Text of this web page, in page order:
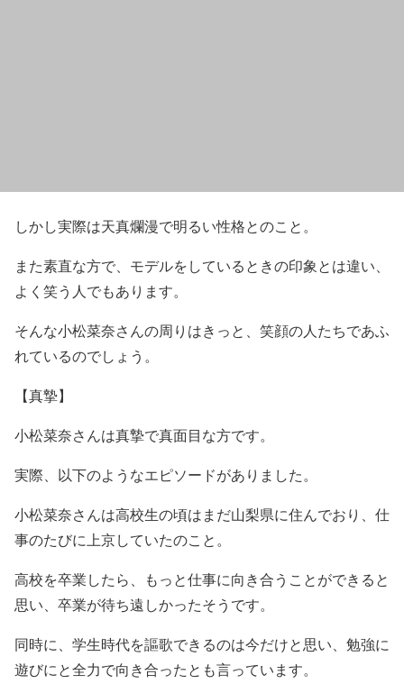
しかし実際は天真爛漫で明るい性格とのこと。
また素直な方で、モデルをしているときの印象とは違い、
よく笑う人 でもあります。
そんな小松菜奈さんの周りはきっと、笑顔の人たちであふ
れているのでしょう。
【真摯】
小松菜奈さんは真摯で真面目な方です。
実際、以下のようなエピソードがありました。
小松菜奈さんは高校生の頃はまだ山梨県に住んでおり、仕
事のたびに上京していたのこと。
高校を卒業したら、もっと仕事に向き合うことができると
思い、卒業が待ち遠しかったそうです。
同時に、学生時代を謳歌できるのは今だけと思い、勉強に
遊びにと全力で向き合ったとも言っています。